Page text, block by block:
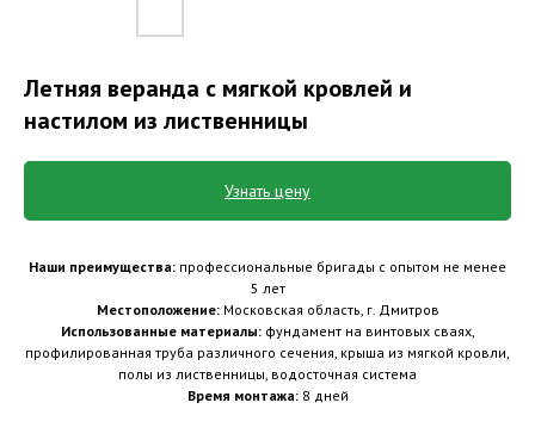
Летняя веранда с мягкой кровлей и
настилом из лиственницы
Узнать цену
Наши преимущества: профессиональные бригады с опытом не менее
5 лет
Местоположение:Московская область, г. Дмитров
Использованные материалы:фундамент на винтовых сваях,
профилированная труба различного сечения, крыша из мягкой кровли,
полы из лиственницы, водосточная система
Время монтажа: 8 дней